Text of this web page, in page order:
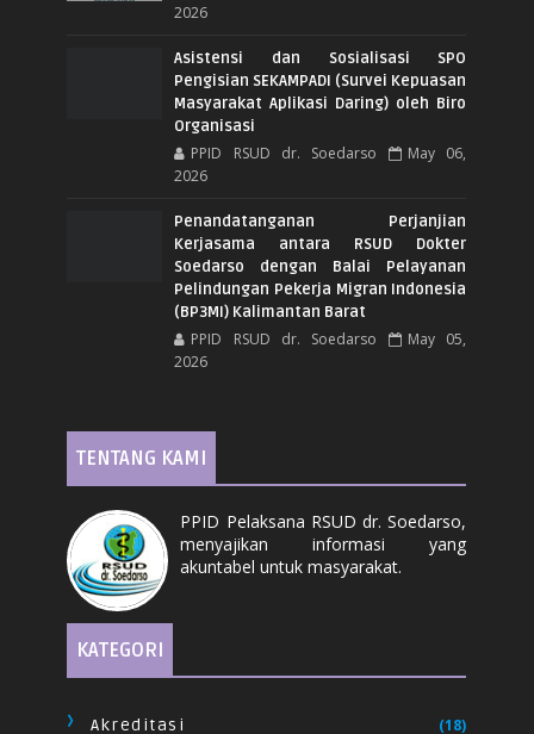
2026
Asistensi dan Sosialisasi SPO
Pengisian SEKAMPADI (Survei Kepuasan
Masyarakat Aplikasi Daring) oleh Biro
Organisasi
PPID RSUD dr. Soedarso
May 06,
2026
Penandatanganan Perjanjian
Kerjasama antara RSUD Dokter
Soedarso dengan Balai Pelayanan
Pelindungan Pekerja Migran Indonesia
(BP3MI) Kalimantan Barat
PPID RSUD dr. Soedarso
May 05,
2026
TENTANG KAMI
PPID Pelaksana RSUD dr. Soedarso,
menyajikan informasi yang
akuntabel untuk masyarakat.
KATEGORI
Akreditasi (18)